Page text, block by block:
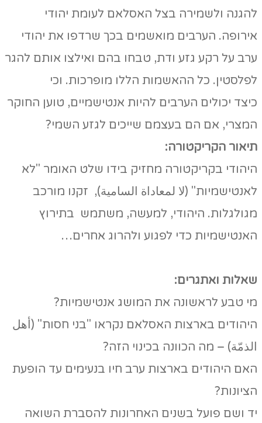
להגנה ולשמירה בצל האסלאם לעומת יהודי
אירופה. הערבים מואשמים בכך שרדפו את יהודי
ערב על רקע גזע ודת, טבחו בהם ואילצו אותם להגר
לפלסטין. כל ההאשמות הללו מופרכות. וכי
כיצד יכולים הערבים להיות אנטישמיים, טוען החוקר
המצרי, אם הם בעצמם שייכים לגזע השמי?
תיאור הקריקטורה:
היהודי בקריקטורה מחזיק בידו שלט האומר "לא
לאנטישמיות" (لا لمعاداة السامية), זקנו מורכב
מגולגלות. היהודי, למעשה, משתמש בתירוץ
האנטישמיות כדי לפגוע ולהרוג אחרים…
שאלות ואתגרים:
מי טבע לראשונה את המושג אנטישמיות?
היהודים בארצות האסלאם נקראו "בני חסות" (أهل
الذمّة) – מה הכוונה בכינוי הזה?
האם היהודים בארצות ערב חיו בנעימים עד הופעת
הציונות?
יד ושם פועל בשנים האחרונות להסברת השואה